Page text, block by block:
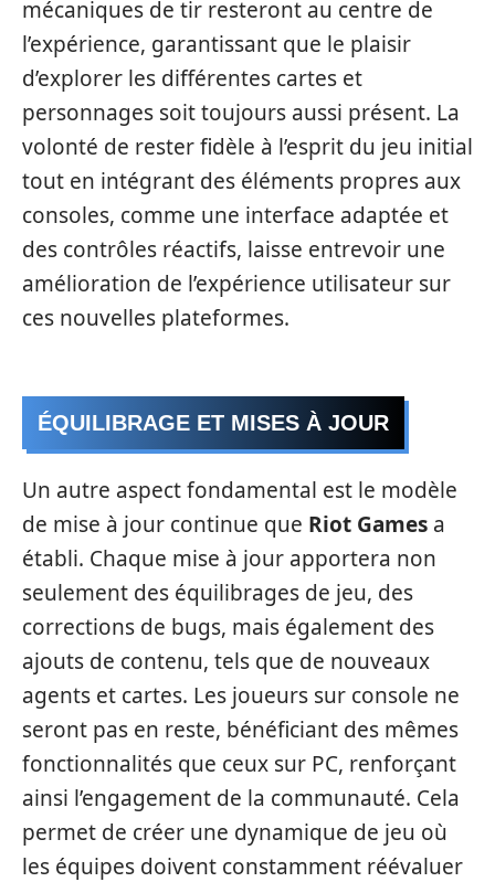
mécaniques de tir resteront au centre de
l’expérience, garantissant que le plaisir
d’explorer les différentes cartes et
personnages soit toujours aussi présent. La
volonté de rester fidèle à l’esprit du jeu initial
tout en intégrant des éléments propres aux
consoles, comme une interface adaptée et
des contrôles réactifs, laisse entrevoir une
amélioration de l’expérience utilisateur sur
ces nouvelles plateformes.
ÉQUILIBRAGE ET MISES À JOUR
Un autre aspect fondamental est le modèle
de mise à jour continue que Riot Games a
établi. Chaque mise à jour apportera non
seulement des équilibrages de jeu, des
corrections de bugs, mais également des
ajouts de contenu, tels que de nouveaux
agents et cartes. Les joueurs sur console ne
seront pas en reste, bénéficiant des mêmes
fonctionnalités que ceux sur PC, renforçant
ainsi l’engagement de la communauté. Cela
permet de créer une dynamique de jeu où
les équipes doivent constamment réévaluer